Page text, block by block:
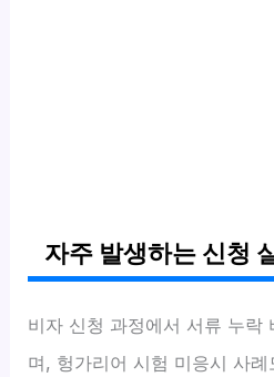
자주 발생하는 신청
비자 신청 과정에서 서류 누락
며, 헝가리어 시험 미응시 사